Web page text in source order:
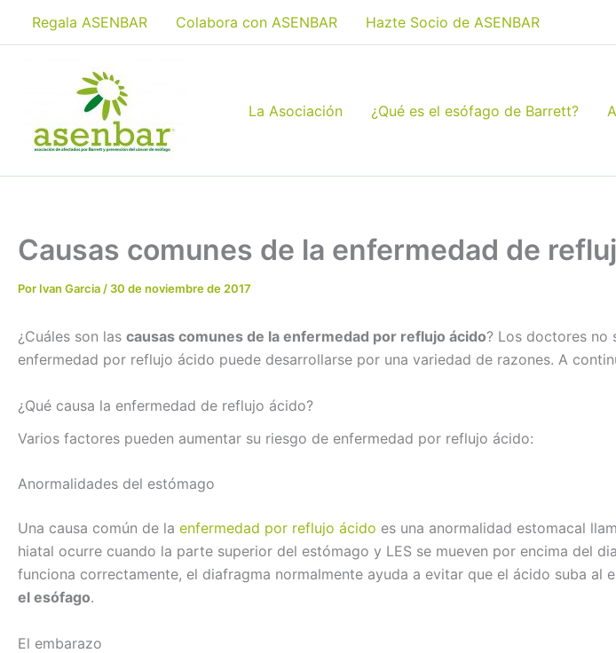
Regala ASENBAR Colabora con ASENBAR Hazte Socio de ASENBAR
La Asociación ¿Qué es el esófago de Barrett?
Causas comunes de la enfermedad de
Por Ivan Garcia / 30 de noviembre de 2017
¿Cuáles son las causas comunes de la enfermedad por reflujo ácido? Los doctores no
enfermedad por reflujo ácido puede desarrollarse por una variedad de razones. A
¿Qué causa la enfermedad de reflujo ácido?
Varios factores pueden aumentar su riesgo de enfermedad por reflujo ácido:
Anormalidades del estómago
Una causa común de la enfermedad por reflujo ácido es una anormalidad estomacal
hiatal ocurre cuando la parte superior del estómago y LES se mueven por encima del
funciona correctamente, el diafragma normalmente ayuda a evitar que el ácido suba al
el esófago.
El embarazo